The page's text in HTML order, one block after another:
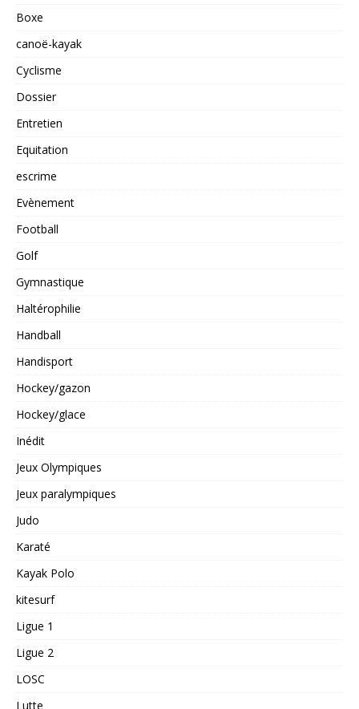
Boxe
canoë-kayak
Cyclisme
Dossier
Entretien
Equitation
escrime
Evènement
Football
Golf
Gymnastique
Haltérophilie
Handball
Handisport
Hockey/gazon
Hockey/glace
Inédit
Jeux Olympiques
Jeux paralympiques
Judo
Karaté
Kayak Polo
kitesurf
Ligue 1
Ligue 2
LOSC
Lutte